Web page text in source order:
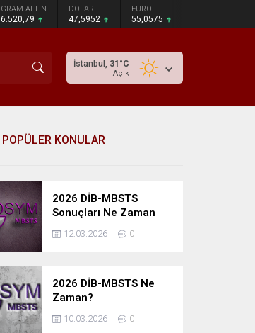
GRAM ALTIN
6.520,79
DOLAR
47,5952
EURO
55,0575
İstanbul, 31 °C
Açık
POPÜLER KONULAR
2026 DİB-MBSTS
Sonuçları Ne Zaman
Açıklanacak?
12.03.2026 0
2026 DİB-MBSTS Ne
Zaman?
10.03.2026 0